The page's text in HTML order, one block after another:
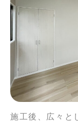
施工後、広々と